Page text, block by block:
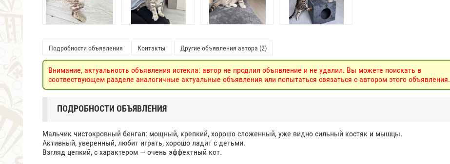
Подробности объявления Контакты Другие объявления автора (2)
Внимание, актуальность объявления истекла: автор не продлил объявление и не удалил. Вы можете поискать в
соотвествующем разделе аналогичные актуальные объявления или попытаться связаться с автором этого объявления.
ПОДРОБНОСТИ ОБЪЯВЛЕНИЯ
Мальчик чистокровный бенгал: мощный, крепкий, хорошо сложенный, уже видно сильный костяк и мышцы.
Активный, уверенный, любит играть, хорошо ладит с детьми.
Взгляд цепкий, с характером — очень эффектный кот.